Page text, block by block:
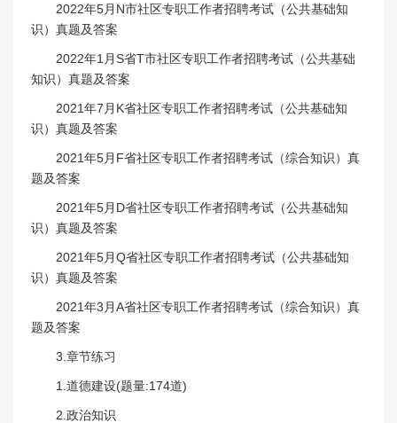
2022年5月N市社区专职工作者招聘考试（公共基础知
识）真题及答案
2022年1月S省T市社区专职工作者招聘考试（公共基础
知识）真题及答案
2021年7月K省社区专职工作者招聘考试（公共基础知
识）真题及答案
2021年5月F省社区专职工作者招聘考试（综合知识）真
题及答案
2021年5月D省社区专职工作者招聘考试（公共基础知
识）真题及答案
2021年5月Q省社区专职工作者招聘考试（公共基础知
识）真题及答案
2021年3月A省社区专职工作者招聘考试（综合知识）真
题及答案
3.章节练习
1.道德建设(题量:174道)
2.政治知识